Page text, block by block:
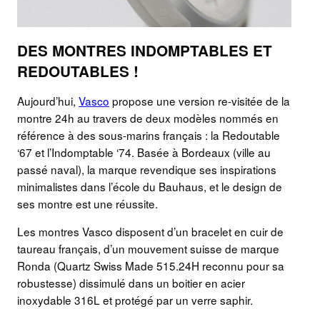
DES MONTRES INDOMPTABLES ET
REDOUTABLES !
Aujourd’hui, Vasco propose une version re-visitée de la
montre 24h au travers de deux modèles nommés en
référence à des sous-marins français : la Redoutable
‘67 et l’Indomptable ‘74. Basée à Bordeaux (ville au
passé naval), la marque revendique ses inspirations
minimalistes dans l’école du Bauhaus, et le design de
ses montre est une réussite.
Les montres Vasco disposent d’un bracelet en cuir de
taureau français, d’un mouvement suisse de marque
Ronda (Quartz Swiss Made 515.24H reconnu pour sa
robustesse) dissimulé dans un boitier en acier
inoxydable 316L et protégé par un verre saphir.